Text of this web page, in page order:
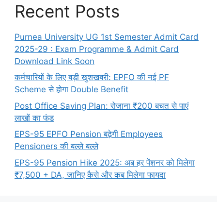
Recent Posts
Purnea University UG 1st Semester Admit Card
2025-29 : Exam Programme & Admit Card
Download Link Soon
कर्मचारियों के लिए बड़ी खुशखबरी: EPFO की नई PF
Scheme से होगा Double Benefit
Post Office Saving Plan: रोजाना ₹200 बचत से पाएं
लाखों का फंड
EPS-95 EPFO Pension बढ़ेगी Employees
Pensioners की बल्ले बल्ले
EPS-95 Pension Hike 2025: अब हर पेंशनर को मिलेगा
₹7,500 + DA, जानिए कैसे और कब मिलेगा फायदा